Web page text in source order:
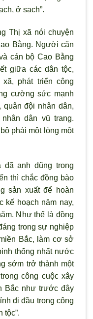
ở sạch”.
Thị xã nói chuyện
Bằng. Người căn
cán bộ Cao Bằng
giữa các dân tộc,
phát triển công
cường sức mạnh
quân đội nhân dân,
dân vũ trang.
phải một l òng một
đã anh dũng trong
thì chắc đồng bào
sản xuất để hoàn
kế hoạch năm nay,
Như thế là đồng
trong sự nghiệp
Bắc, làm cơ sở
thống nhất nước
sớm trở thành một
công cuộc xây
Bắc như trước đây
đi đầu trong công
tộc”.